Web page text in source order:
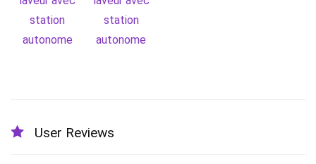
User Reviews